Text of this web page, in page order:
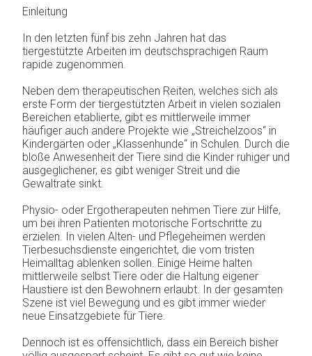
GALERIE
IN MEMORIAN
KONTAKT
Tierbesuchs-
Einleitung
In den letzten fünf bis zehn Jahren hat das
tiergestützte Arbeiten im deutschsprachigen Raum
rapide zugenommen.
Neben dem therapeutischen Reiten, welches sich als
erste Form der tiergestützten Arbeit in vielen sozialen
Bereichen etablierte, gibt es mittlerweile immer
häufiger auch andere Projekte wie „Streichelzoos“ in
Kindergärten oder „Klassenhunde“ in Schulen. Durch die
bloße Anwesenheit der Tiere sind die Kinder ruhiger und
ausgeglichener, es gibt weniger Streit und die
Gewaltrate sinkt.
Physio- oder Ergotherapeuten nehmen Tiere zur Hilfe,
um bei ihren Patienten motorische Fortschritte zu
erzielen. In vielen Alten- und Pflegeheimen werden
Tierbesuchsdienste eingerichtet, die vom tristen
Heimalltag ablenken sollen. Einige Heime halten
mittlerweile selbst Tiere oder die Haltung eigener
Haustiere ist den Bewohnern erlaubt. In der gesamten
Szene ist viel Bewegung und es gibt immer wieder
neue Einsatzgebiete für Tiere.
Dennoch ist es offensichtlich, dass ein Bereich bisher